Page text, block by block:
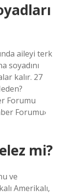
aileyi terk
soyadını
kalır. 27
Forumu
Forumu›
mi?
ve
Amerikalı,